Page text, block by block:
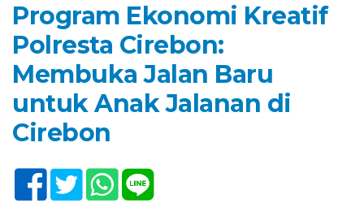
Program Ekonomi Kreatif
Polresta Cirebon:
Membuka Jalan Baru
untuk Anak Jalanan di
Cirebon